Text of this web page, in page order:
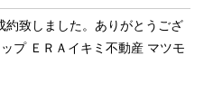
致しました。ありがとうござ
プ ＥＲＡイキミ不動産 マツモ